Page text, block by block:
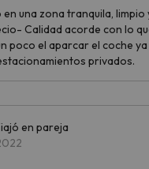
una zona tranquila,
Calidad acorde con lo
poco el aparcar el coche
privados.
en pareja